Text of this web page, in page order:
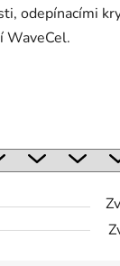
odepínacími
WaveCel.